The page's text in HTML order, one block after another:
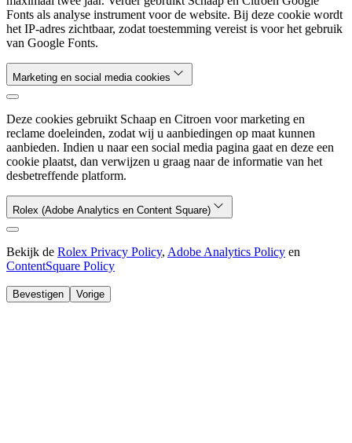
Fonts als analyse instrument voor de website. Bij deze cookie wordt
het IP-adres zichtbaar, zodat toestemming vereist is voor het gebruik
van Google Fonts.
Marketing en social media cookies
Deze cookies gebruikt Schaap en Citroen voor marketing en
reclame doeleinden, zodat wij u aanbiedingen op maat kunnen
aanbieden. Indien u naar een social media pagina gaat en deze een
cookie plaatst, dan verwijzen u graag naar de informatie van het
desbetreffende platform.
Rolex (Adobe Analytics en Content Square)
Bekijk de Rolex Privacy Policy, Adobe Analytics Policy en
ContentSquare Policy
Bevestigen Vorige